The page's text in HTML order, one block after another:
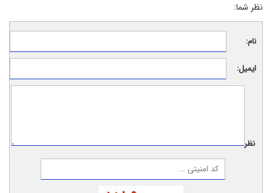
نظر شما:
نام:
ایمیل:
نظر: